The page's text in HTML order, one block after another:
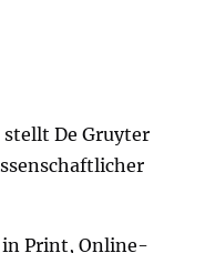
De Gruyter
Print, Online-